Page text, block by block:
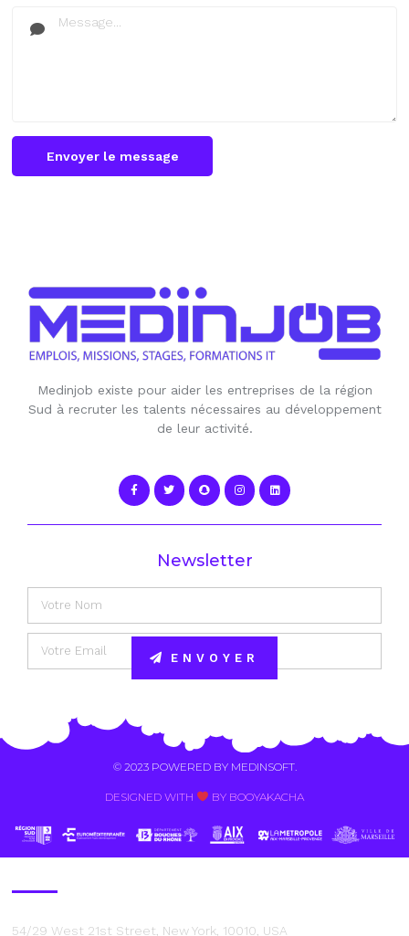
Envoyer le message
Medinjob existe pour aider les entreprises de la région
Sud à recruter les talents nécessaires au développement
de leur activité.
Newsletter
ENVOYER
© 2023 POWERED BY MEDINSOFT.
DESIGNED WITH BY BOOYAKACHA​
54/29 West 21st Street, New York, 10010, USA